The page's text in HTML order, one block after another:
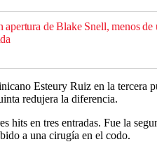
apertura de Blake Snell, menos de
Esteury Ruiz en la tercera
redujera la diferencia.
hits en tres entradas. Fue la
a una cirugía en el codo.